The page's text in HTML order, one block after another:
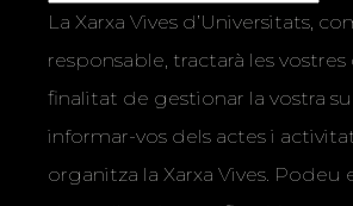
La Xarxa Vives d’Universitats,
responsable, tractarà les
finalitat de gestionar la vostra
informar-vos dels actes i
organitza la Xarxa Vives. Podeu